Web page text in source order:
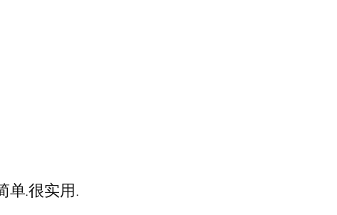
单.很实用.